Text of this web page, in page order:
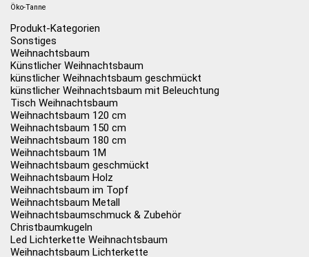
Öko-Tanne
Produkt-Kategorien
Sonstiges
Weihnachtsbaum
Künstlicher Weihnachtsbaum
künstlicher Weihnachtsbaum geschmückt
künstlicher Weihnachtsbaum mit Beleuchtung
Tisch Weihnachtsbaum
Weihnachtsbaum 120 cm
Weihnachtsbaum 150 cm
Weihnachtsbaum 180 cm
Weihnachtsbaum 1M
Weihnachtsbaum geschmückt
Weihnachtsbaum Holz
Weihnachtsbaum im Topf
Weihnachtsbaum Metall
Weihnachtsbaumschmuck & Zubehör
Christbaumkugeln
Led Lichterkette Weihnachtsbaum
Weihnachtsbaum Lichterkette